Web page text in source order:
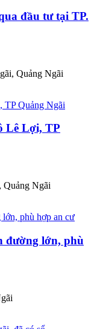
đầu tư tại TP.
Quảng Ngãi
Lê Lợi, TP
Quảng Ngãi
đường lớn, phù